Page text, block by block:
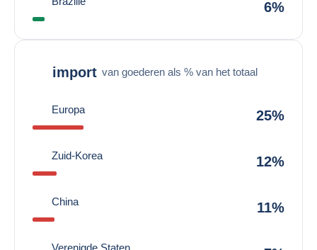
6%
import van goederen als % van het totaal
Europa 25%
Zuid-Korea 12%
China 11%
Verenigde Staten